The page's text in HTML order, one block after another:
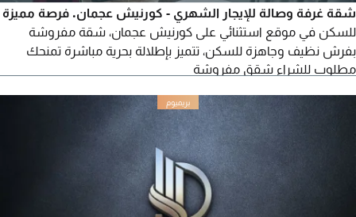
شقة غرفة وصالة للإيجار الشهري - كورنيش عجمان. فرصة مميزة
للسكن في موقع استثنائي على كورنيش عجمان، شقة مفروشة
بفرش نظيف وجاهزة للسكن، تتميز بإطلالة بحرية مباشرة تمنحك
أجواء هادئة وإقامة مريحة. مواصفات الشقة: غرفة نوم وصالة
بفرش نظيف، جميع الأجهزة الكهربائية متوفرة. موقع مميز قريب من
يشمل الإيجار.
مطلوب للشراء شقق مفروشة